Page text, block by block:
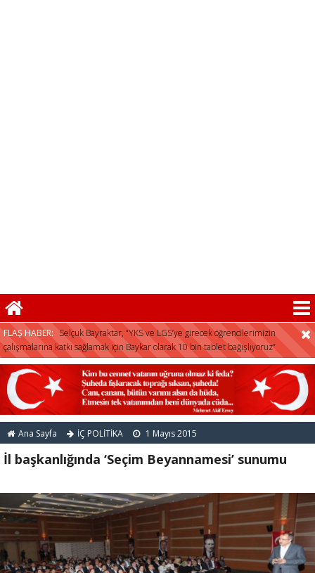
FLAŞ HABER: Selçuk Bayraktar, “YKS ve LGS’ye girecek öğrencilerimizin
çalışmalarına katkı sağlamak için Baykar olarak 10 bin tablet bağışlıyoruz”
Ana Sayfa İÇ POLİTİKA 1 Mayıs 2015
İl başkanlığında ‘Seçim Beyannamesi’ sunumu